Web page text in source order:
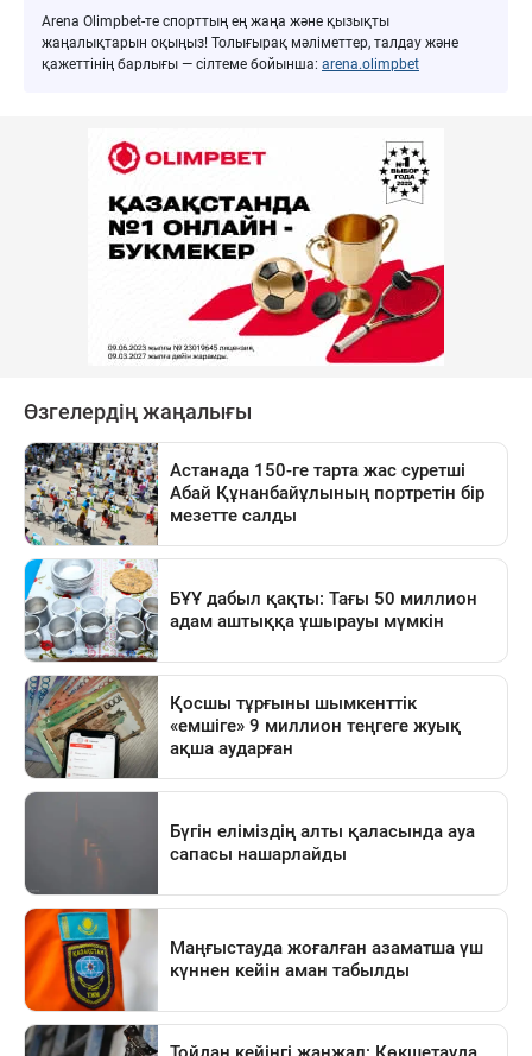
Arena Olimpbet-те спорттың ең жаңа және қызықты
жаңалықтарын оқыңыз! Толығырақ мәліметтер, талдау және
қажеттінің барлығы — сілтеме бойынша: arena.olimpbet